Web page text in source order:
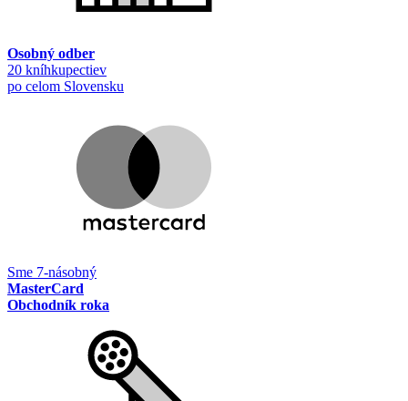
Osobný odber
20 kníhkupectiev
po celom Slovensku
Sme 7-násobný
MasterCard
Obchodník roka